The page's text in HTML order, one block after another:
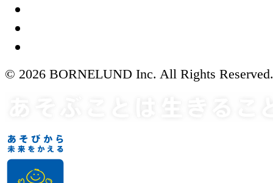
© 2026 BORNELUND Inc. All Rights Reserved.